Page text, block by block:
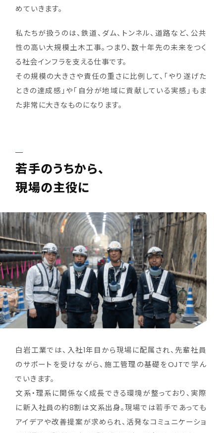
めていきます。
私たちが扱うのは、鉄道、ダム、トンネル、道路など、公共
性の高い大規模土木工事。つまり、数十年先の未来をつく
る社会インフラを支える仕事です。
その規模の大きさや責任の重さに比例して、「やり遂げた
ときの達成感」や「自分が地域に貢献している実感」もま
た非常に大きなものになります。
若手のうちから、
現場の主役に
白岩工業では、入社1年目から現場に配属され、先輩社員
のサポートを受けながら、施工管理の基礎をOJTで学ん
でいきます。
文系・理系に関係なく成長できる環境が整っており、実際
に新入社員の約8割は文系出身。現場では若手であっても
アイデアや改善提案が求められ、活発なコミュニケーショ